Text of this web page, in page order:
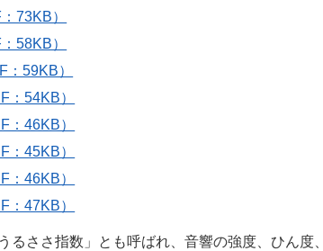
73KB）
58KB）
59KB）
：54KB）
：46KB）
：45KB）
：46KB）
：47KB）
ささ指数」とも呼ばれ、音響の強度、ひん度